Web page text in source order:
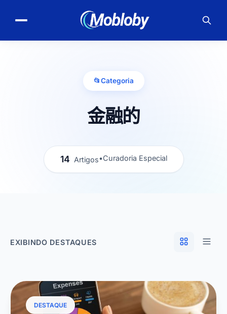
📂Categoria
金融的
14 Artigos•Curadoria Especial
EXIBINDO DESTAQUES
DESTAQUE